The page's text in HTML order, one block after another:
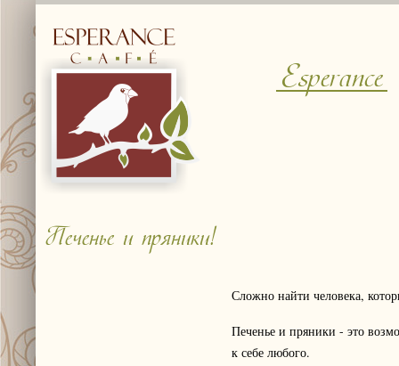
Esperance
Печенье и пряники!
Сложно найти человека,
Печенье и пряники - это
к себе любого.